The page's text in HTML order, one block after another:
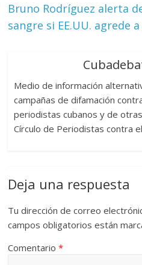
Bruno Rodríguez alerta
sangre si EE.UU. agrede
Medio de información
campañas de difamación
periodistas cubanos y de
Círculo de Periodistas contra
Deja una respuesta
Tu dirección de correo
campos obligatorios están
Comentario*